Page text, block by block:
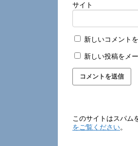
サイト
新しいコメント
新しい投稿をメ
このサイトはスパム
をご覧ください。